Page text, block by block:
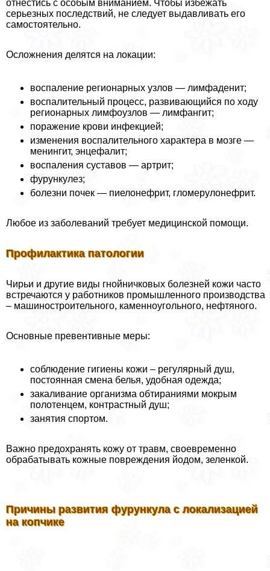
отнестись с особым вниманием. Чтобы избежать
серьезных последствий, не следует выдавливать его
самостоятельно.
Осложнения делятся на локации:
воспаление регионарных узлов — лимфаденит;
воспалительный процесс, развивающийся по ходу
регионарных лимфоузлов — лимфангит;
поражение крови инфекцией;
изменения воспалительного хаpaктера в мозге —
менингит, энцефалит;
воспаления суставов — артрит;
фурункулез;
болезни почек — пиелонефрит, гломерулонефрит.
Любое из заболеваний требует медицинской помощи.
Профилактика патологии
Чирьи и другие виды гнойничковых болезней кожи часто
встречаются у работников промышленного производства
– машиностроительного, каменноугольного, нефтяного.
Основные превентивные меры:
соблюдение гигиены кожи – регулярный душ,
постоянная смена белья, удобная одежда;
закаливание организма обтираниями мокрым
полотенцем, контрастный душ;
занятия спортом.
Важно пpeдoxpaнять кожу от травм, своевременно
обpaбатывать кожные повреждения йодом, зеленкой.
Причины развития фурункула с локализацией
на копчике